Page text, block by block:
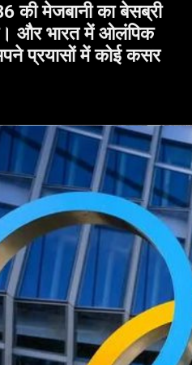
की मेजबानी का बेसब्री
और भारत में ओलंपिक
प्रयासों में कोई कसर